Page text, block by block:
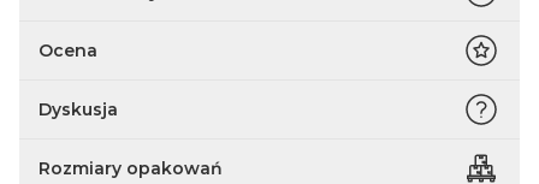
Truskawka w polewie jogurtowej 6,80 zł
Ocena
Dyskusja
Rozmiary opakowań